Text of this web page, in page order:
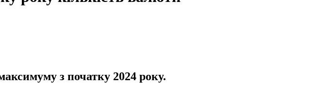
з початку 2024 року.